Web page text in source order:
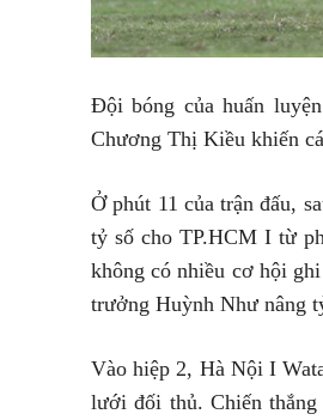
Đội bóng của huấn
Chương Thị Kiều khiến
Ở phút 11 của trận đấu,
tỷ số cho TP.HCM I từ
không có nhiều cơ hội
trưởng Huỳnh Như nâng
Vào hiệp 2, Hà Nội I
lưới đối thủ. Chiến